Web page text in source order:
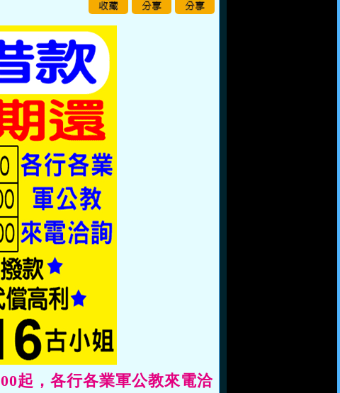
起，各行各業軍公教來電洽